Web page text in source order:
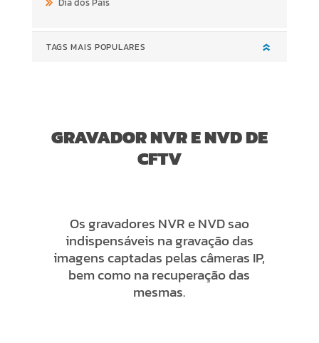
TAGS MAIS POPULARES
GRAVADOR NVR E NVD DE
CFTV
Os gravadores NVR e NVD sao
indispensáveis na gravação das
imagens captadas pelas câmeras IP,
bem como na recuperação das
mesmas.